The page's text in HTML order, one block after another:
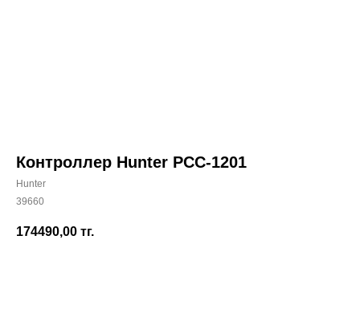
Контроллер Hunter PCC-1201
Hunter
39660
174490,00 тг.